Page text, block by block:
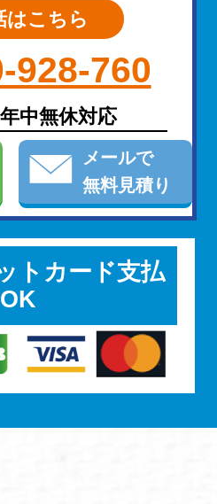
はこちら
928-760
中無休対応
メールで
無料見積り
トカード支払
OK